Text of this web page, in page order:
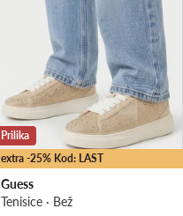
extra -25% Kod: LAST
Prilika
Guess
Tenisice · Bež